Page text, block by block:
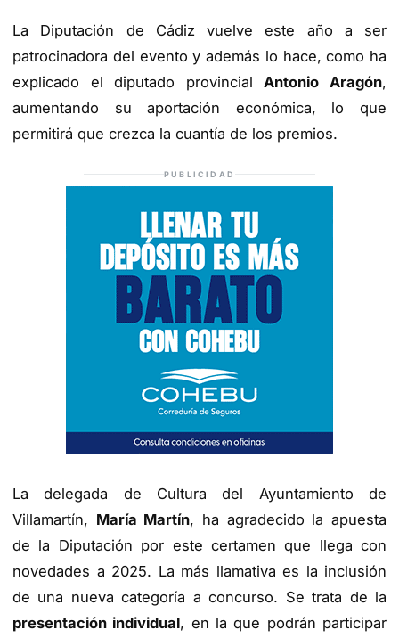
La Diputación de Cádiz vuelve este año a ser
patrocinadora del evento y además lo hace, como ha
explicado el diputado provincialAntonio Aragón,
aumentando su aportación económica, lo que
permitirá que crezca la cuantía de los premios.
PUBLICIDAD
La delegada de Cultura del Ayuntamiento de
Villamartín, María Martín, ha agradecido la apuesta
de la Diputación por este certamen que llega con
novedades a 2025. La más llamativa es la inclusión
de una nueva categoría a concurso. Se trata de la
presentación individual, en la que podrán participar